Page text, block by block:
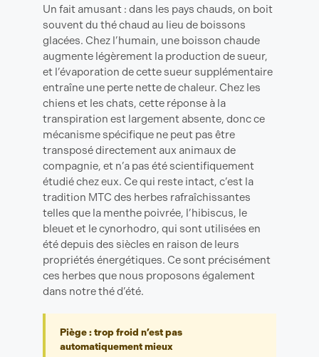
Un fait amusant : dans les pays chauds, on boit
souvent du thé chaud au lieu de boissons
glacées. Chez l’humain, une boisson chaude
augmente légèrement la production de sueur,
et l’évaporation de cette sueur supplémentaire
entraîne une perte nette de chaleur. Chez les
chiens et les chats, cette réponse à la
transpiration est largement absente, donc ce
mécanisme spécifique ne peut pas être
transposé directement aux animaux de
compagnie, et n’a pas été scientifiquement
étudié chez eux. Ce qui reste intact, c’est la
tradition MTC des herbes rafraîchissantes
telles que la menthe poivrée, l’hibiscus, le
bleuet et le cynorhodro, qui sont utilisées en
été depuis des siècles en raison de leurs
propriétés énergétiques. Ce sont précisément
ces herbes que nous proposons également
dans notre thé d’été.
Piège : trop froid n’est pas
automatiquement mieux